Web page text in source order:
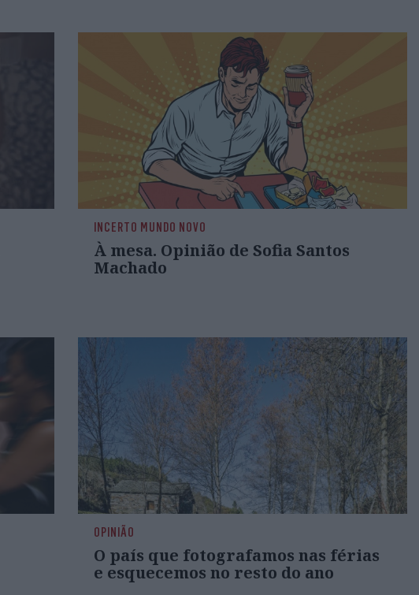
INCERTO MUNDO NOVO
À mesa. Opinião de Sofia Santos
Machado
OPINIÃO
O país que fotografamos nas férias
e esquecemos no resto do ano